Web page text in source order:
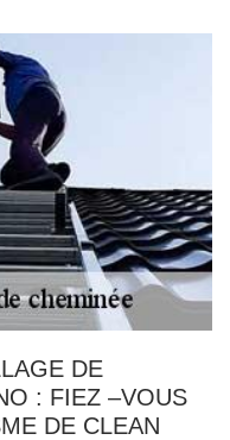
DE
: FIEZ –VOUS
DE CLEAN